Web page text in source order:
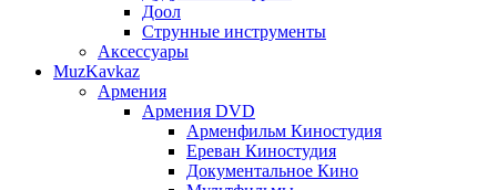
Доол
Струнные инструменты
Аксессуары
MuzKavkaz
Армения
Армения DVD
Арменфильм Киностудия
Ереван Киностудия
Документальное Кино